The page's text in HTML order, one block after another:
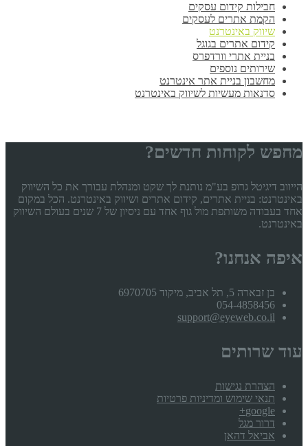
חבילות קידום עסקים
הקמת אתרים לעסקים
שיווק באינטרנט
קידום אתרים בגוגל
בניית אתרי וורדפרס
שירותים נוספים
מחשבון בניית אתר אינטרנט
סדנאות מעשיות לשיווק באינטרנט
מחפש לקוחות חדשים?
הייווב דיגיטל גרופ בע"מ נותנת לך שקט ומנהלת עבורך את כל השיווק
באינטרנט: בניית אתרים, קידום אתרים ושיווק באינטרנט. הכל במקום
אחד בעבודה משותפת מול גוף אחד עם ניסיון של 7 שנים בעולם השיווק
באינטרנט.
איפה אנחנו?
בן זבארה 5, תל אביב, מיקוד 6970705
054-4858456
support@eyeweb.co.il
עוד שרותים
הצהרת נגישות
תנאי שימוש ומדיניות פרטיות
google+
דרור מגל
אביאל דהאן